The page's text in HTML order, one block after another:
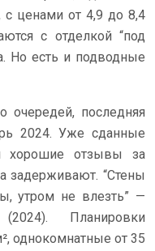
с ценами от 4,9 до 8,4
с отделкой “под
Но есть и подводные
очередей, последняя
2024. Уже сданные
хорошие отзывы за
задерживают. “Стены
утром не влезть” —
Планировки
однокомнатные от 35